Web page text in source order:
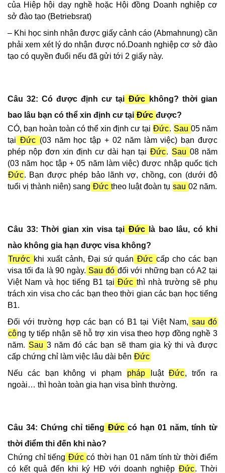
của Hiệp hội dạy nghề hoặc Hội đồng Doanh nghiệp cơ
sở đào tạo (Betriebsrat)
– Khi học sinh nhận được giấy cảnh cáo (Abmahnung) cần
phải xem xét lý do nhận được nó.Doanh nghiệp cơ sở đào
tạo có quyền đuổi nếu đã gửi tới 2 giấy này.
Câu 32: Có được định cư tại Đức
không? thời gian
bao lâu bạn có thể xin định cư tại Đức được?
CÓ, bạn hoàn toàn có thể xin định cư tại Đức. Sau 05 năm
tại Đức (03 năm học tập + 02 năm làm việc) bạn được
phép nộp đơn xin định cư dài hạn tại Đức. Sau 08 năm
(03 năm học tập + 05 năm làm việc) được nhập quốc tịch
Đức. Bạn được phép bảo lãnh vợ, chồng, con (dưới độ
tuổi vị thành niên) sang Đức theo luật đoàn tụ sau 02 năm.
Câu 33: Thời gian xin visa tại Đức
là bao lâu, có khi
nào không gia hạn được visa không?
Trước khi xuất cảnh, Đại sứ quán Đức cấp cho các bạn
visa tối đa là 90 ngày. Sau đó đối với những bạn có A2 tại
Việt Nam và học tiếng B1 tại Đức thì nhà trường sẽ phụ
trách xin visa cho các bạn theo thời gian các bạn học tiếng
B1.
Đối với trường hợp các bạn có B1 tại Việt Nam, sau đó
công ty tiếp nhận sẽ hỗ trợ xin visa theo hợp đồng nghề 3
năm. Sau 3 năm đó các bạn sẽ tham gia kỳ thi và được
cấp chứng chỉ làm việc lâu dài bên Đức
Nếu các bạn không vi phạm
pháp luật Đức, trốn ra
ngoài… thì hoàn toàn gia hạn visa bình thường.
Câu 34: Chứng chỉ tiếng Đức có hạn01 năm, tính từ
thời điểm thi đến khi nào?
Chứng chỉ tiếng Đức có thời hạn 01 năm tính từ thời điểm
có kết quả đến khi ký HĐ với doanh nghiệp Đức. Thời